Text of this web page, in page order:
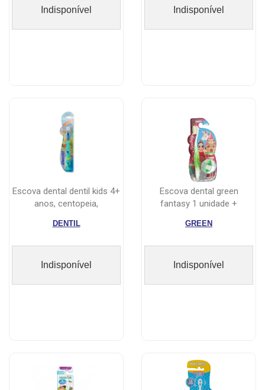
Indisponível Indisponível
escova dental dentil kids 4+
anos, centopeia,
DENTIL
Indisponível
escova dental green
fantasy 1 unidade +
GREEN
Indisponível